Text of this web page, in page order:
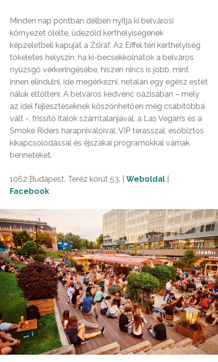
Minden nap pontban délben nyitja ki belvárosi
környezet ölelte, üdezöld kerthelyiségének
képzeletbeli kapuját a Zsiráf. Az Eiffel téri kerthelyiség
tökéletes helyszín, ha ki-becsekkolnátok a belváros
nyüzsgő vérkeringésébe, hiszen nincs is jobb, mint
innen elindulni, ide megérkezni, netalán egy egész estét
náluk eltölteni. A belváros kedvenc oázisában – mely
az idei fejlesztéseknek köszönhetően még csábítóbbá
vált -, frissítő italok számtalanjával, a Las Vegan’s és a
Smoke Riders harapnivalóival, VIP terasszal, esőbiztos
kikapcsolódással és éjszakai programokkal várnak
benneteket.
1062 Budapest, Teréz körút 53. | Weboldal
Facebook